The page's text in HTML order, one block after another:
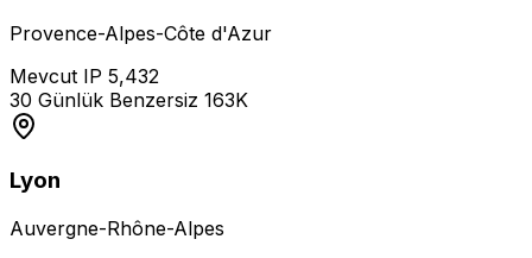
Provence-Alpes-Côte d'Azur
Mevcut IP 5,432
30 Günlük Benzersiz 163K
Lyon
Auvergne-Rhône-Alpes